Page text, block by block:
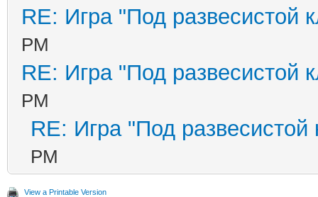
RE: Игра "Под развесистой
PM
RE: Игра "Под развесистой
PM
RE: Игра "Под развесистой
PM
View a Printable Version